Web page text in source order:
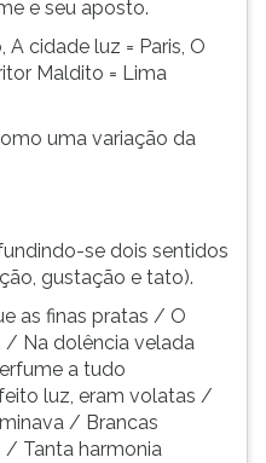
e seu aposto.
A cidade luz = Paris, O
Maldito = Lima
uma variação da
se dois sentidos
gustação e tato).
as finas pratas / O
/ Na dolência velada
a tudo
luz, eram volatas /
/ Brancas
/ Tanta harmonia